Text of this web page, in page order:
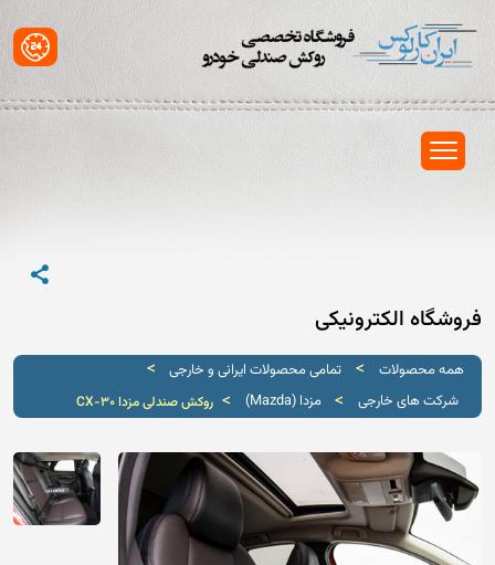
فروشگاه الکترونیکی
همه محصولات > تمامی محصولات ایرانی و خارجی >
شرکت های خارجی > مزدا (Mazda) >روکش صندلی مزدا CX-30